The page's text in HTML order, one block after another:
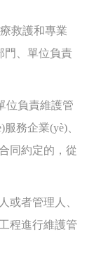
救護和專業
、單位負責
位負責維護管
企業(yè)、
定的，從
者管理人、
程進行維護管